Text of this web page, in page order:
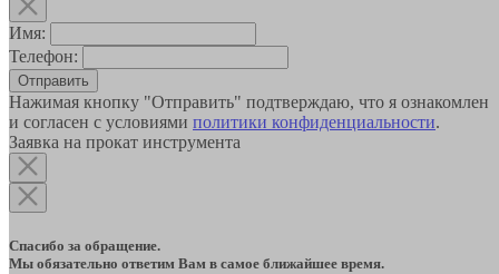
Имя:
Телефон:
Отправить
Нажимая кнопку "Отправить" подтверждаю, что я ознакомлен
и согласен с условиями политики конфиденциальности.
Заявка на прокат инструмента
Спасибо за обращение.
Мы обязательно ответим Вам в самое ближайшее время.